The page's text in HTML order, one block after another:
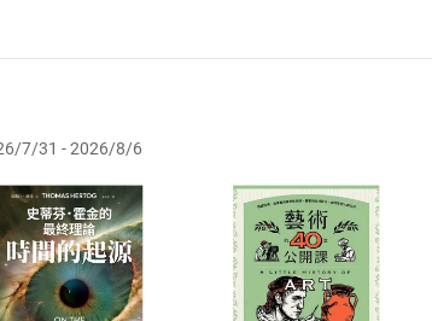
條第1項後段暨通訊交易解除權合理例外情事適用
品即代表知悉本店鋪所銷售之商品為電子書，
請求退貨退款。
理退貨時，請登入樂天市場，並於「我的訂單
行審核，待審核通過後將為您辦理退款事宜。
單為單位進行取消/退貨，恕無法以單支商品取
放入購物車
Shopping cart
登入帳號
Login
？
7/31 - 2026/8/6